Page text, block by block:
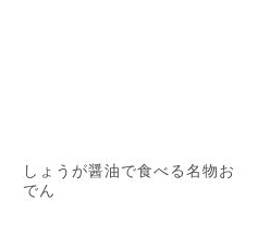
しょうが醤油で食べる名物お
でん